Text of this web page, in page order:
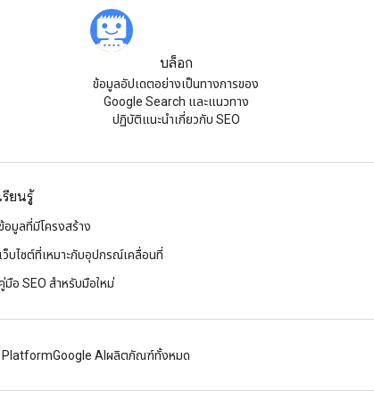
บล็อก
ข้อมูลอัปเดตอย่างเป็นทางการของ
Google Search และแนวทาง
ปฏิบัติแนะนำเกี่ยวกับ SEO
รียนรู้
อมูลที่มีโครงสร้าง
เว็บไซต์ที่เหมาะกับอุปกรณ์เคลื่อนที่
มือ SEO สำหรับมือใหม่
PlatformGoogle AI ผลิตภัณฑ์ทั้งหมด